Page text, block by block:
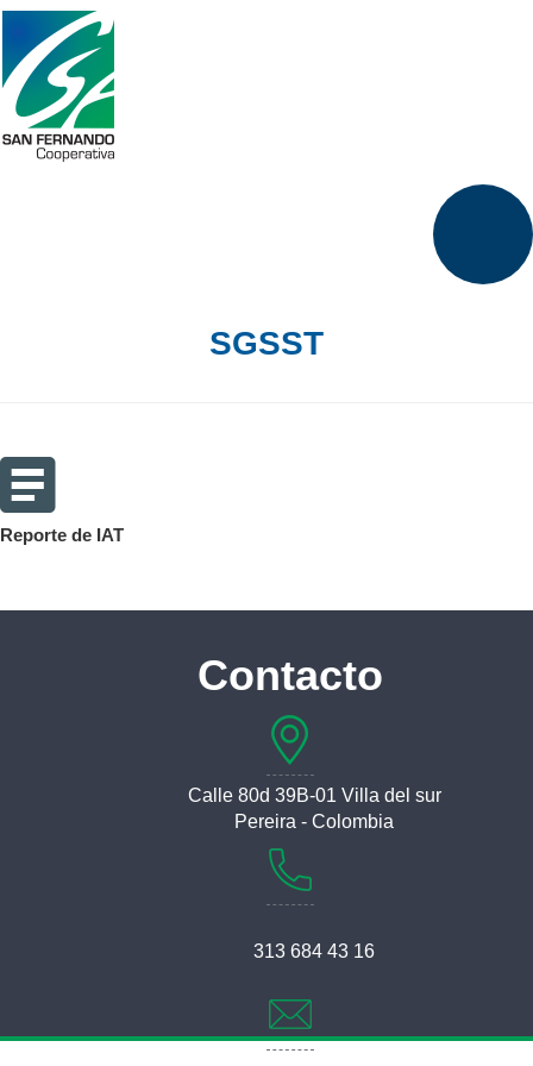
SGSST
Reporte de IAT
Contacto
Calle 80d 39B-01 Villa del sur
Pereira - Colombia
313 684 43 16